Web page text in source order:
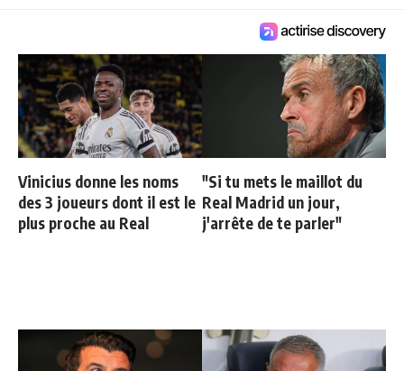
Vinicius donne les noms
des 3 joueurs dont il est le
plus proche au Real
"Si tu mets le maillot du
Real Madrid un jour,
j'arrête de te parler"